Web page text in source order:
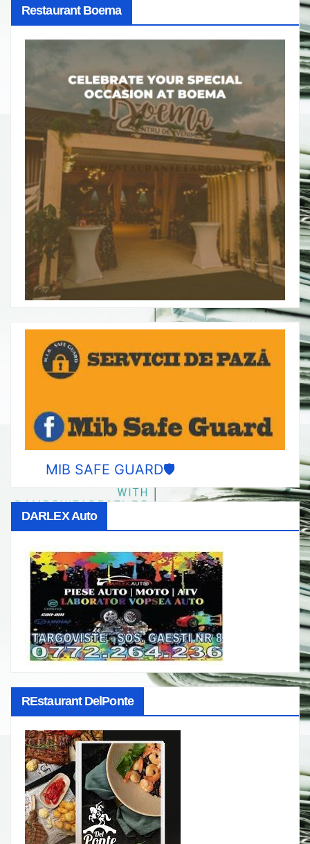
Restaurant Boema
MIB SAFE GUARD🛡️
DARLEX Auto
REstaurant DelPonte